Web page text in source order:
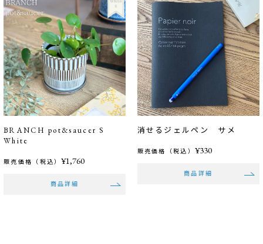
BRANCH pot&saucer S
White
販売価格（税込）¥1,760
商品詳細
消せるジェルペン サメ
販売価格（税込） ¥330
商品詳細